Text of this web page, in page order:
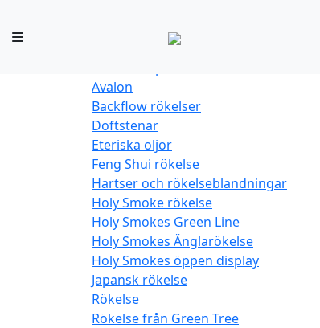
Dofter och rökelse
Avalon
Backflow rökelser
Doftstenar
Eteriska oljor
Feng Shui rökelse
Hartser och rökelseblandningar
Holy Smoke rökelse
Holy Smokes Green Line
Holy Smokes Änglarökelse
Holy Smokes öppen display
Japansk rökelse
Rökelse
Rökelse från Green Tree